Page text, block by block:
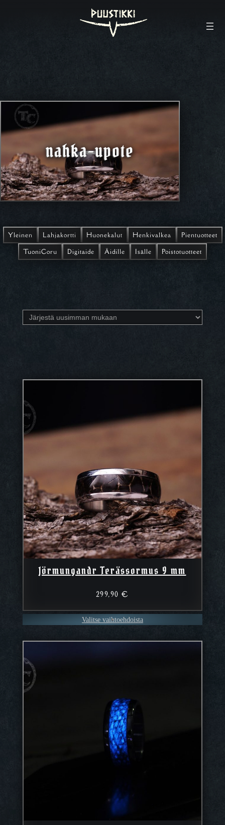
nahka-upote
Yleinen Lahjakortti Huonekalut Henkivalkea
Pientuotteet
TuoniCoru
Digitaide Äidille Isälle Poistotuotteet
Jörmungandr Terässormus 9 mm
299,90€
Valitse vaihtoehdoista